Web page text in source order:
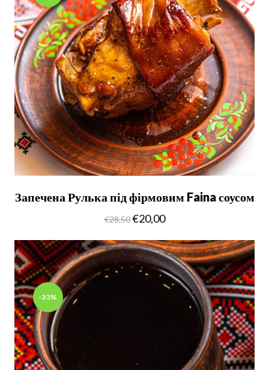
Запечена Рулька під фірмовим Faina соусом
€28,50 €20,00
-33%